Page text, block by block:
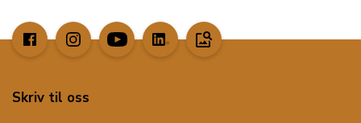
image_search
Skriv til oss